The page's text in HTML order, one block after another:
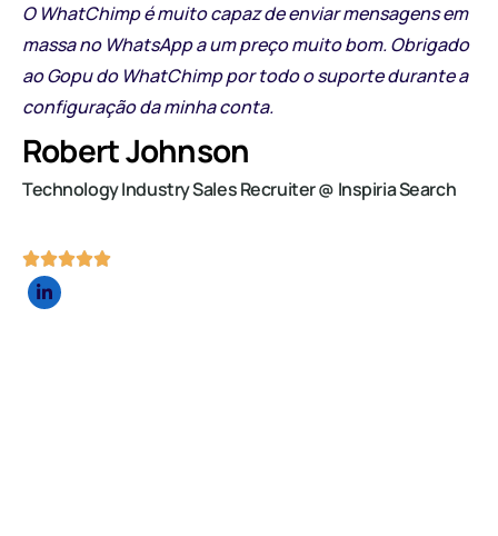
O WhatChimp é muito capaz de enviar mensagens em
massa no WhatsApp a um preço muito bom. Obrigado
ao Gopu do WhatChimp por todo o suporte durante a
configuração da minha conta.
Robert Johnson
Technology Industry Sales Recruiter @ Inspiria Search